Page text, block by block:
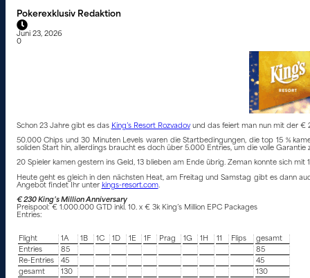
Pokerexklusiv Redaktion
Juni 23, 2026
0
Schon 23 Jahre gibt es das King’s Resort Rozvadovund das feiert man nun mit der €
50.000 Chips und 30 Minuten Levels waren die Startbedingungen, die top 15 %
soliden Start hin, allerdings braucht es doch über 5.000 Entries, um die volle
20 Spieler kamen gestern ins Geld, 13 blieben am Ende übrig. Zeman konnte sich
Heute geht es gleich in den nächsten Heat, am Freitag und Samstag gibt es dann
Angebot findet Ihr unter kings-resort.com.
€ 230 King’s Million Anniversary
Preispool: € 1.000.000 GTD inkl. 10. x € 3k King’s Million EPC Packages
Entries:
Flight 1A 1B 1C 1D 1E 1F Prag 1G 1H 11 Flips
gesamt
Entries
85
85
Re-Entries
45
45
gesamt
130
130